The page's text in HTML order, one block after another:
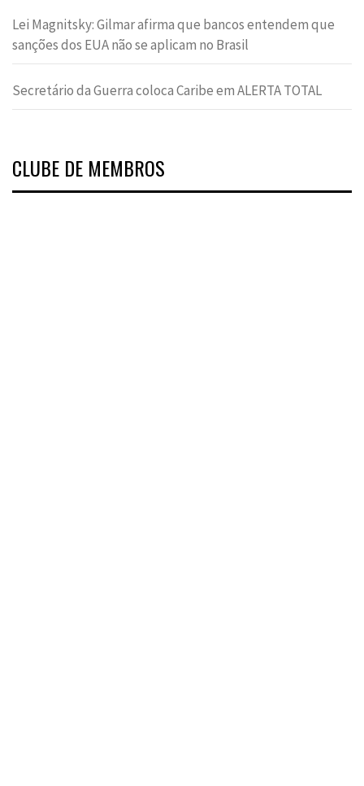
Lei Magnitsky: Gilmar afirma que bancos entendem que
sanções dos EUA não se aplicam no Brasil
Secretário da Guerra coloca Caribe em ALERTA TOTAL
CLUBE DE MEMBROS